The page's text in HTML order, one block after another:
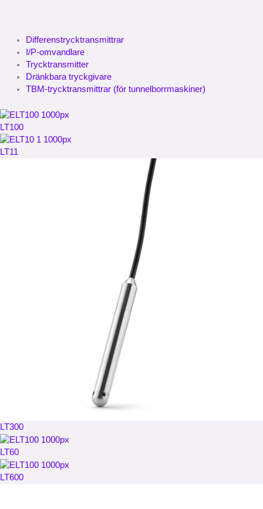
Differenstrycktransmittrar
I/P-omvandlare
Trycktransmitter
Dränkbara tryckgivare
TBM-trycktransmittrar (för tunnelborrmaskiner)
LT100
LT11
LT300
LT60
LT600